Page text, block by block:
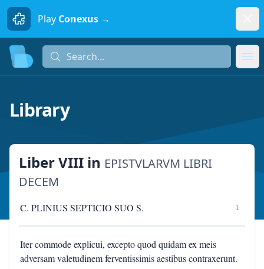
Play Conexus →
Search...
Library
Liber VIII in EPISTVLARVM LIBRI
DECEM
C. PLINIUS SEPTICIO SUO S. 1
Iter commode explicui, excepto quod quidam ex meis
adversam valetudinem ferventissimis aestibus contraxerunt.